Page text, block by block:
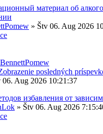
материал об
» Štv 06. Aug 2026
BennettPomew
06. Aug 2026 10:21:37
избавления от
» Štv 06. Aug 2026